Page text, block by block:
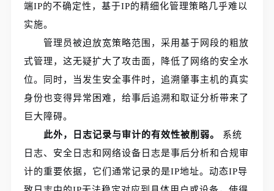
端IP的不确定性，基于IP的精细化管理策略几乎难以
实施。
管理员被迫放宽策略范围，采用基于网段的粗放
式管理，这无疑扩大了攻击面，降低了网络的安全水
位。同时，当发生安全事件时，追溯肇事主机的真实
身份也变得异常困难，给事后追溯和取证分析带来了
巨大障碍。
此外，日志记录与审计的有效性被削弱。
系统
日志、安全日志和网络设备日志是事后分析和合规审
计的重要依据，它们通常记录的是IP地址。动态IP导